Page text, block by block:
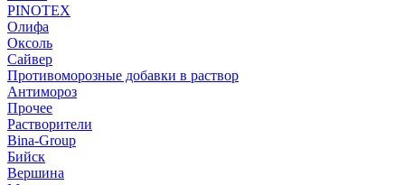
PINOTEX
Олифа
Оксоль
Сайвер
Противоморозные добавки в раствор
Антимороз
Прочее
Растворители
Bina-Group
Бийск
Вершина